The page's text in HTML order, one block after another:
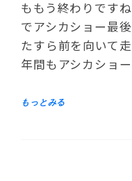
ももう終わりです
でアシカショー最
たすら前を向いて
年間もアシカショ